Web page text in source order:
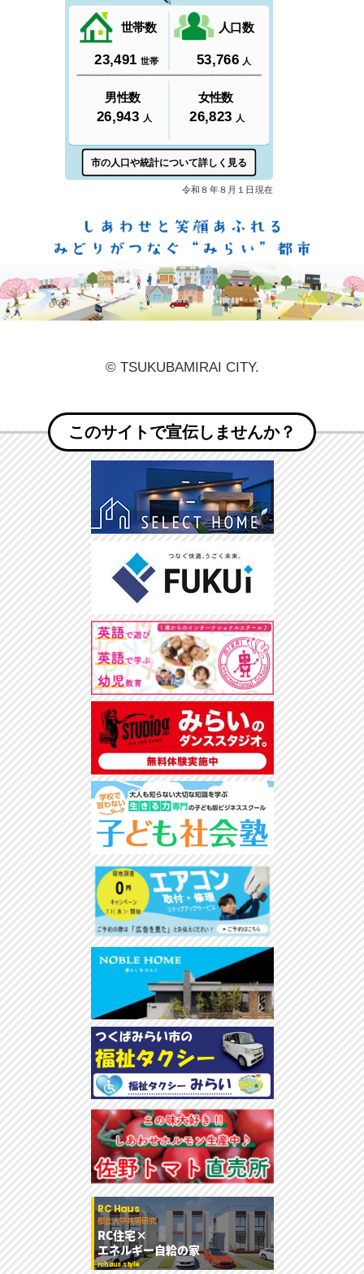
© TSUKUBAMIRAI CITY.
このサイトで宣伝しませんか？